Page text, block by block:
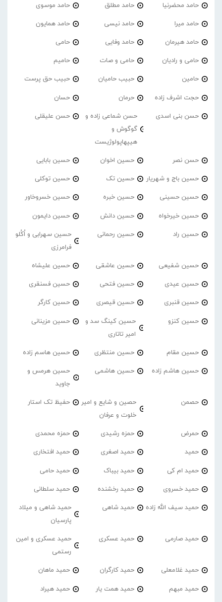
حامد محضرنیا حامد مطلق حامد موسوی
حامد میرا حامد نیسی حامد همایون
حامد هیرمان حامد وفایی حامی
حامی و رادیان حامی و صات حامیم
حامین حبیب حامیان حبیب حق پرست
حجت اشرف زاده حرمان حسان
حسن بنی اسدی
حسن شماعی زاده و
گوگوش و
هیپهاپولوژیست
حسن علیقلی
حسن نصر حسین اخوان حسین بابایی
حسین باج و شهریار حسین تک حسین توکلی
حسین حسینی حسین خبره حسین خسروخاور
حسین خیرخواه حسین دانش حسین دایمون
حسین راد حسین رحمانی
حسین سهرابی و اُکُلو
فرامرزی
حسین شفیعی حسین عاشقی حسین علیشاه
حسین عیدی حسین فتحی حسین فسنقری
حسین قنبری حسین قیصری حسین کارگر
حسین کنزو
حسین کینگ سد و
امیر تاتاری
حسین مزینانی
حسین مقام حسین منتظری حسین هاسم زاده
حسین هاشم زاده حسین هاشمی
حسین هرمس و
جاوید
حصمن
حصین و شایع و امیر
خلوت و عرفان
حفیظ تک استار
حمرض حمزه رشیدی حمزه محمدی
حمید حمید اصغری حمید افتخاری
حمید ام کی حمید بیباک حمید حامی
حمید خسروی حمید رخشنده حمید سلطانی
حمید سیف الله زاده حمید شاهی
حمید شاهی و میلاد
پارسیان
حمید صارمی حمید عسکری
حمید عسکری و امین
رستمی
حمید غلامعلی حمید کارگران حمید ماهان
حمید مبهم حمید همت یار حمید هیراد